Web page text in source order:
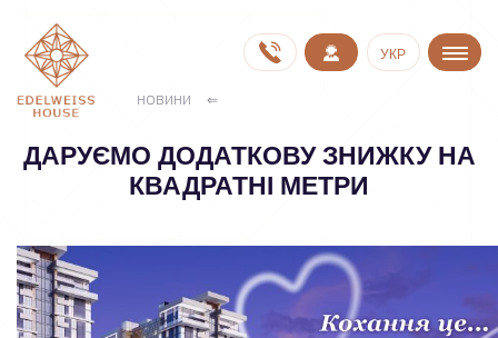
УКР
НОВИНИ
ДАРУЄМО ДОДАТКОВУ ЗНИЖКУ НА
КВАДРАТНІ МЕТРИ